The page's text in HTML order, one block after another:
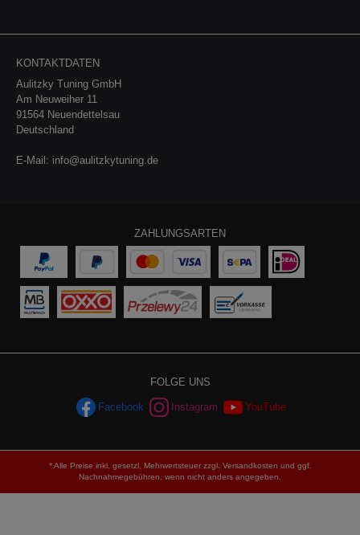
KONTAKTDATEN
Aulitzky Tuning GmbH
Am Neuweiher 11
91564 Neuendettelsau
Deutschland
E-Mail: info@aulitzkytuning.de
ZAHLUNGSARTEN
FOLGE UNS
Facebook Instagram YouTube
* Alle Preise inkl. gesetzl. Mehrwertsteuer zzgl. Versandkosten und ggf.
Nachnahmegebühren, wenn nicht anders angegeben.